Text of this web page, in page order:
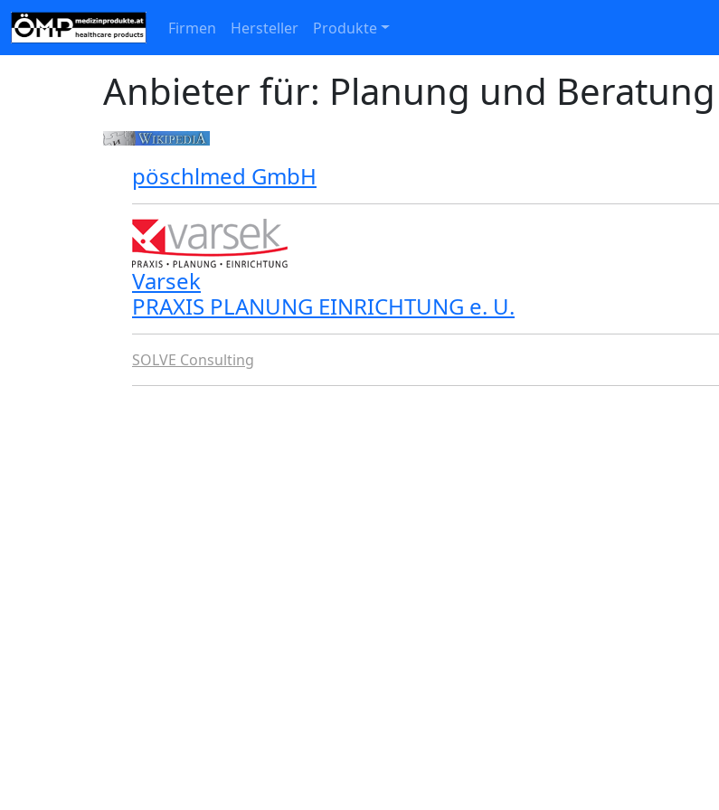
Firmen Hersteller Produkte
Anbieter für: Planung und Beratung
pöschlmed GmbH
Varsek
PRAXIS PLANUNG EINRICHTUNG e. U.
SOLVE Consulting